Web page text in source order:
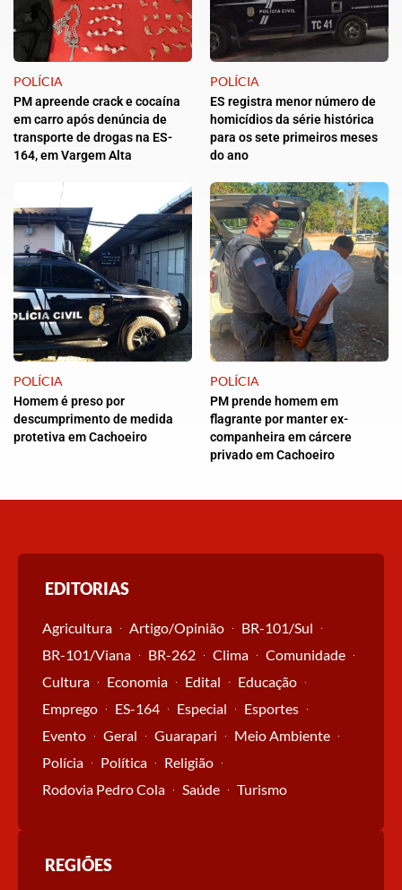
POLÍCIA
PM apreende crack e cocaína
em carro após denúncia de
transporte de drogas na ES-
164, em Vargem Alta
POLÍCIA
ES registra menor número de
homicídios da série histórica
para os sete primeiros meses
do ano
POLÍCIA
Homem é preso por
descumprimento de medida
protetiva em Cachoeiro
POLÍCIA
PM prende homem em
flagrante por manter ex-
companheira em cárcere
privado em Cachoeiro
EDITORIAS
Agricultura Artigo/Opinião
BR-101/Sul
BR-101/Viana
BR-262 Clima
Comunidade
Cultura
Economia Edital
Educação
Emprego
ES-164 Especial
Esportes
Evento
Geral Guarapari
Meio Ambiente
Polícia
Política
Religião
Rodovia Pedro Cola
Saúde Turismo
REGIÕES